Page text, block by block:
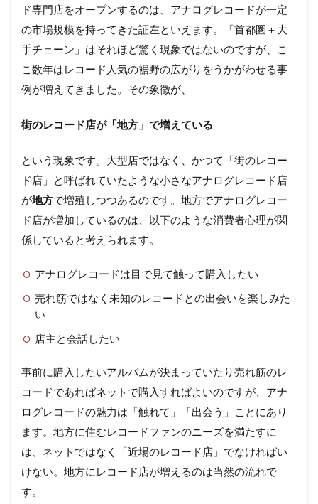
ド専門店をオープンするのは、アナログレコードが一定
の市場規模を持ってきた証左といえます。「首都圏＋大
手チェーン」はそれほど驚く現象ではないのですが、こ
こ数年はレコード人気の裾野の広がりをうかがわせる事
例が増えてきました。その象徴が、
街のレコード店が「地方」で増えている
という現象です。大型店ではなく、かつて「街のレコー
ド店」と呼ばれていたような小さなアナログレコード店
が地方で増殖しつつあるのです。地方でアナログレコー
ド店が増加しているのは、以下のような消費者心理が関
係していると考えられます。
アナログレコードは目で見て触って購入したい
売れ筋ではなく未知のレコードとの出会いを楽しみた
い
店主と会話したい
事前に購入したいアルバムが決まっていたり売れ筋のレ
コードであればネットで購入すればよいのですが、アナ
ログレコードの魅力は「触れて」「出会う」ことにあり
ます。地方に住むレコードファンのニーズを満たすに
は、ネットではなく「近場のレコード店」でなければい
けない。地方にレコード店が増えるのは当然の流れで
す。